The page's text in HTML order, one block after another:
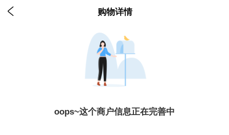
 购物详情
oops~这个商户信息正在完善中